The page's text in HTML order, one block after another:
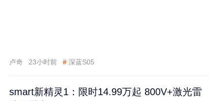
卢奇 23小时前 # 深蓝S05
smart新精灵1：限时14.99万起 800V+激光雷